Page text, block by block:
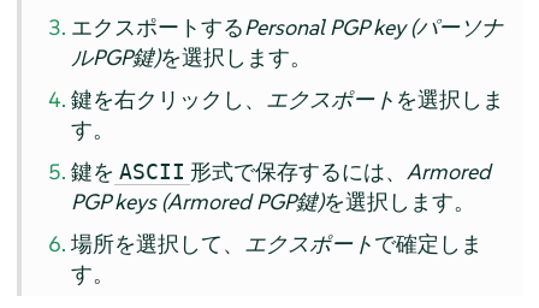
エクスポートするPersonal PGP key (パーソナ
ルPGP鍵)を選択します。
鍵を右クリックし、 エクスポート を選択しま
す。
鍵を ASCII 形式で保存するには、Armored
PGP keys (Armored PGP鍵)を選択します。
場所を選択して、 エクスポートで確定しま
す。